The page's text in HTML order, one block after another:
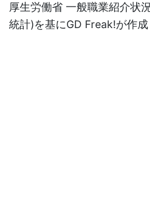
厚生労働省 一般職業紹介状
統計)を基にGD Freak!が作成